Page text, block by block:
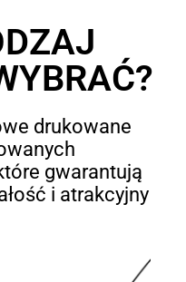
drukowane
gwarantują
i atrakcyjny